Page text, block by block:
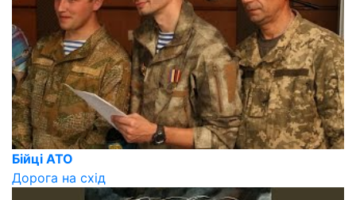
Бійці АТО
Дорога на схід